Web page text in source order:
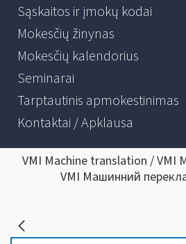
Sąskaitos ir įmokų kodai
Mokesčių žinynas
Mokesčių kalendorius
Seminarai
Tarptautinis apmokestinimas
Kontaktai / Apklausa
VMI Machine translation /
VMI Машинний